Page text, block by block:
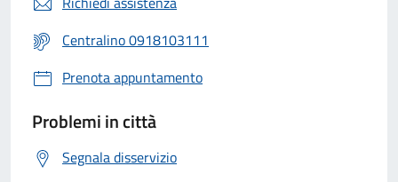
Centralino 0918103111
Prenota appuntamento
Problemi in città
Segnala disservizio